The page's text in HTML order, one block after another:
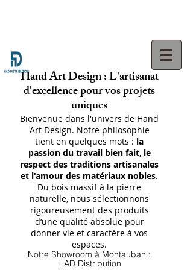
Hand Art Design : L'artisanat
d'excellence pour vos projets
uniques
Bienvenue dans l'univers de Hand
Art Design. Notre philosophie
tient en quelques mots : la
passion du travail bien fait, le
respect des traditions artisanales
et l'amour des matériaux nobles.
Du bois massif à la pierre
naturelle, nous sélectionnons
rigoureusement des produits
d’une qualité absolue pour
donner vie et caractère à vos
espaces.
Notre Showroom à Montauban :
HAD Distribution